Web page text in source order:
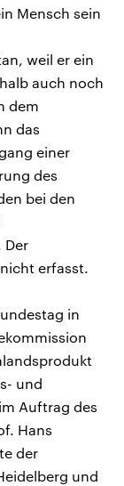
Mensch sein
weil er ein
auch noch
dem
das
einer
des
bei den
Der
erfasst.
in
und
Auftrag des
Hans
der
und